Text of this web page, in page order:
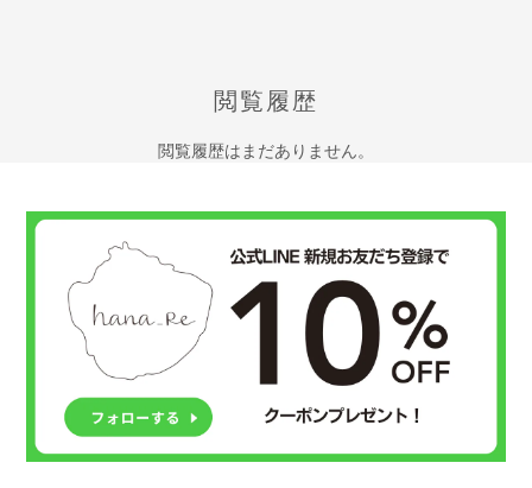
閲覧履歴
閲覧履歴はまだありません。